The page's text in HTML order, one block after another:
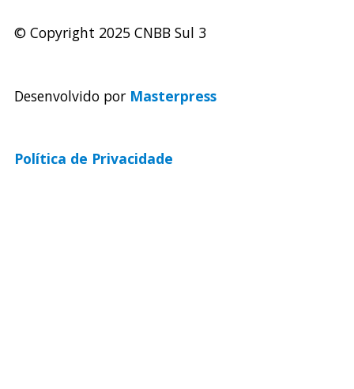
© Copyright 2025 CNBB Sul 3
Desenvolvido por Masterpress
Política de Privacidade